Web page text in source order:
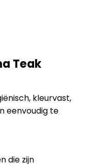
Teak
kleurvast,
eenvoudig te
die zijn